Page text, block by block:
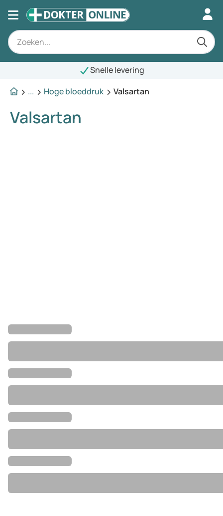
Snelle levering
...
Hoge bloeddruk Valsartan
Valsartan